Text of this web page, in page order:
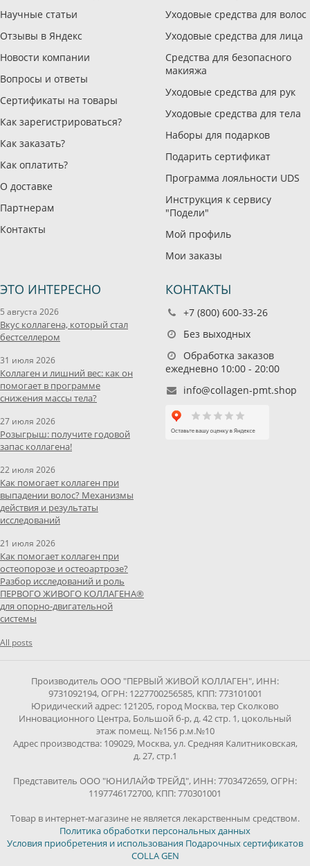
Научные статьи
Отзывы в Яндекс
Новости компании
Вопросы и ответы
Сертификаты на товары
Как зарегистрироваться?
Как заказать?
Как оплатить?
О доставке
Партнерам
Контакты
Уходовые средства для волос
Уходовые средства для лица
Средства для безопасного
макияжа
Уходовые средства для рук
Уходовые средства для тела
Наборы для подарков
Подарить сертификат
Программа лояльности UDS
Инструкция к сервису
"Подели"
Мой профиль
Мои заказы
ЭТО ИНТЕРЕСНО
5 августа 2026
Вкус коллагена, который стал
бестселлером
31 июля 2026
Коллаген и лишний вес: как он
помогает в программе
снижения массы тела?
27 июля 2026
Розыгрыш: получите годовой
запас коллагена!
22 июля 2026
Как помогает коллаген при
выпадении волос? Механизмы
действия и результаты
исследований
21 июля 2026
Как помогает коллаген при
остеопорозе и остеоартрозе?
Разбор исследований и роль
ПЕРВОГО ЖИВОГО КОЛЛАГЕНА®
для опорно-двигательной
системы
All posts
КОНТАКТЫ
+7 (800) 600-33-26
Без выходных
Обработка заказов
ежедневно 10:00 - 20:00
info@collagen-pmt.shop
Производитель ООО "ПЕРВЫЙ ЖИВОЙ КОЛЛАГЕН", ИНН:
9731092194, ОГРН: 1227700256585, КПП: 773101001
Юридический адрес: 121205, город Москва, тер Сколково
Инновационного Центра, Большой б-р, д. 42 стр. 1, цокольный
этаж помещ. №156 р.м.№10
Адрес производства: 109029, Москва, ул. Средняя Калитниковская,
д. 27, стр.1
Представитель ООО "ЮНИЛАЙФ ТРЕЙД", ИНН: 7703472659, ОГРН:
1197746172700, КПП: 770301001
Товар в интернет-магазине не является лекарственным средством.
Политика обработки персональных данных
Условия приобретения и использования Подарочных сертификатов
COLLA GEN